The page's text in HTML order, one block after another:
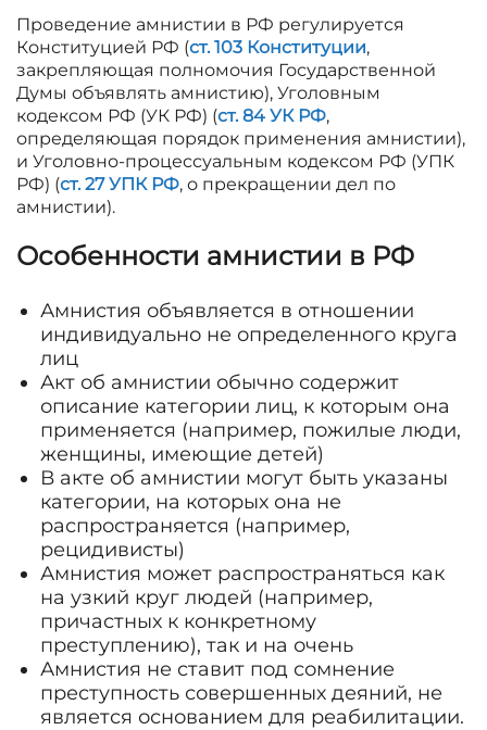
Проведение амнистии в РФ регулируется
Конституцией РФ (ст. 103 Конституции,
закрепляющая полномочия Государственной
Думы объявлять амнистию), Уголовным
кодексом РФ (УК РФ) (ст. 84 УК РФ,
определяющая порядок применения амнистии),
и Уголовно-процессуальным кодексом РФ (УПК
РФ) (ст. 27 УПК РФ, о прекращении дел по
амнистии).
Особенности амнистии в РФ
Амнистия объявляется в отношении
индивидуально не определенного круга
лиц
Акт об амнистии обычно содержит
описание категории лиц, к которым она
применяется (например, пожилые люди,
женщины, имеющие детей)
В акте об амнистии могут быть указаны
категории, на которых она не
распространяется (например,
рецидивисты)
Амнистия может распространяться как
на узкий круг людей (например,
причастных к конкретному
преступлению), так и на очень
Амнистия не ставит под сомнение
преступность совершенных деяний, не
является основанием для реабилитации.